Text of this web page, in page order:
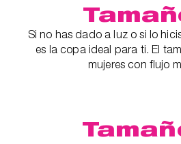
Si no has dado a luz o si lo
es la copa ideal para ti. El
mujeres con flujo